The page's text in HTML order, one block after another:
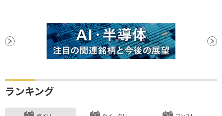
ランキング